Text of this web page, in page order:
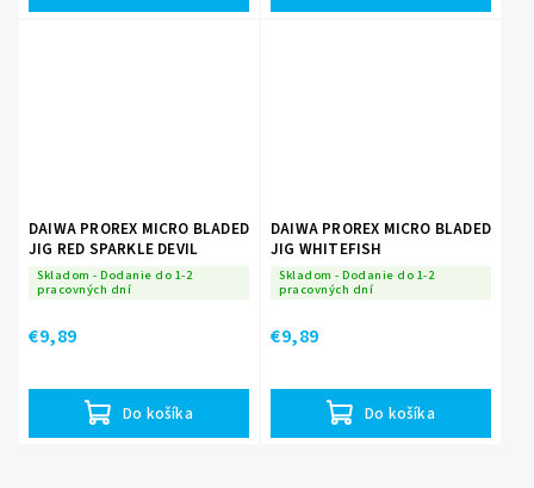
DAIWA PROREX MICRO BLADED
JIG RED SPARKLE DEVIL
Skladom - Dodanie do 1-2
pracovných dní
€9,89
Do košíka
DAIWA PROREX MICRO BLADED
JIG WHITEFISH
Skladom - Dodanie do 1-2
pracovných dní
€9,89
Do košíka